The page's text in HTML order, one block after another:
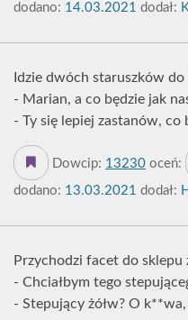
dodano: 14.03.2021 dodał:
Idzie dwóch staruszków
- Marian, a co będzie jak
- Ty się lepiej zastanów, co
Dowcip: 13230 oceń:
dodano: 13.03.2021 dodał:
Przychodzi facet do
- Chciałbym tego
- Stepujący żółw? O k**wa,